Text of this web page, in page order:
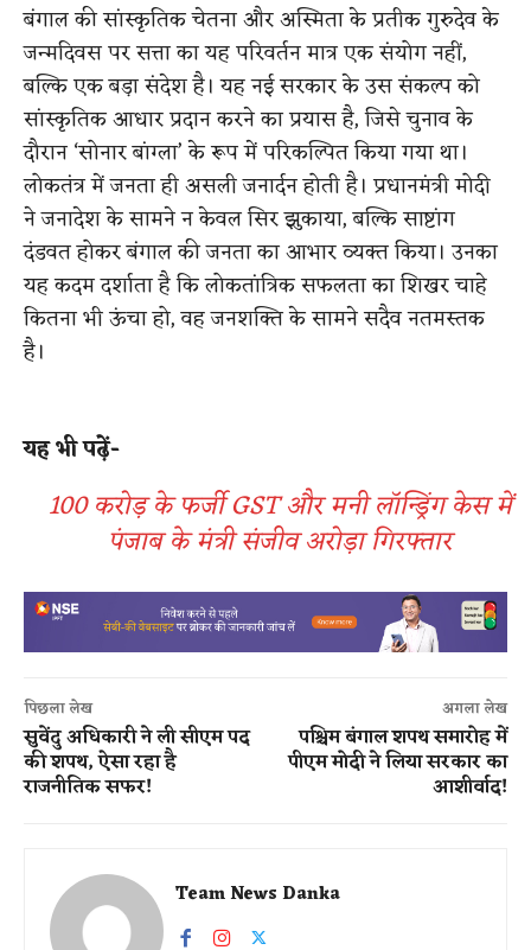
बंगाल की सांस्कृतिक चेतना और अस्मिता के प्रतीक गुरुदेव के
जन्मदिवस पर सत्ता का यह परिवर्तन मात्र एक संयोग नहीं,
बल्कि एक बड़ा संदेश है। यह नई सरकार के उस संकल्प को
सांस्कृतिक आधार प्रदान करने का प्रयास है, जिसे चुनाव के
दौरान ‘सोनार बांग्ला’ के रूप में परिकल्पित किया गया था।
लोकतंत्र में जनता ही असली जनार्दन होती है। प्रधानमंत्री मोदी
ने जनादेश के सामने न केवल सिर झुकाया, बल्कि साष्टांग
दंडवत होकर बंगाल की जनता का आभार व्यक्त किया। उनका
यह कदम दर्शाता है कि लोकतांत्रिक सफलता का शिखर चाहे
कितना भी ऊंचा हो, वह जनशक्ति के सामने सदैव नतमस्तक
है।
यह भी पढ़ें-
100 करोड़ के फर्जी GST और मनी लॉन्ड्रिंग केस में
पंजाब के मंत्री संजीव अरोड़ा गिरफ्तार
पिछला लेख
सुवेंदु अधिकारी ने ली सीएम पद
की शपथ, ऐसा रहा है
राजनीतिक सफर!
अगला लेख
पश्चिम बंगाल शपथ समारोह में
पीएम मोदी ने लिया सरकार का
आशीर्वाद!
Team News Danka